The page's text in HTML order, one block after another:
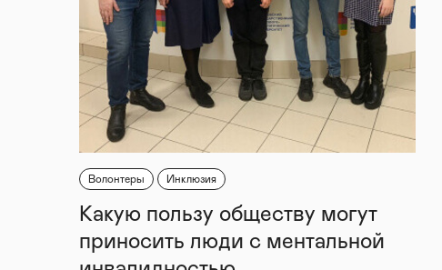
Волонтеры Инклюзия
Какую пользу обществу могут
приносить люди с ментальной